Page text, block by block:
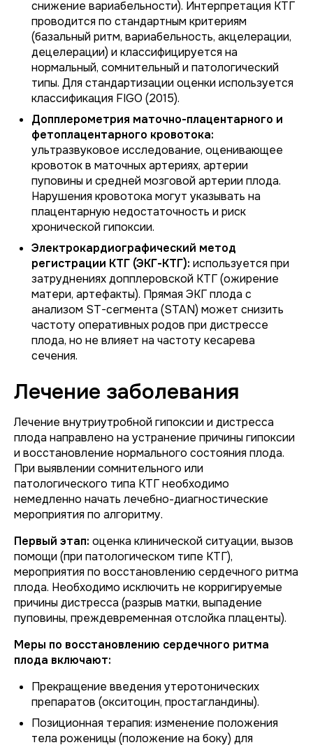
снижение вариабельности). Интерпретация КТГ
проводится по стандартным критериям
(базальный ритм, вариабельность, акцелерации,
децелерации) и классифицируется на
нормальный, сомнительный и патологический
типы. Для стандартизации оценки используется
классификация FIGO (2015).
Допплерометрия маточно-плацентарного и
фетоплацентарного кровотока:
ультразвуковое исследование, оценивающее
кровоток в маточных артериях, артерии
пуповины и средней мозговой артерии плода.
Нарушения кровотока могут указывать на
плацентарную недостаточность и риск
хронической гипоксии.
Электрокардиографический метод
регистрации КТГ (ЭКГ-КТГ): используется при
затруднениях допплеровской КТГ (ожирение
матери, артефакты). Прямая ЭКГ плода с
анализом ST-сегмента (STAN) может снизить
частоту оперативных родов при дистрессе
плода, но не влияет на частоту кесарева
сечения.
Лечение заболевания
Лечение внутриутробной гипоксии и дистресса
плода направлено на устранение причины гипоксии
и восстановление нормального состояния плода.
При выявлении сомнительного или
патологического типа КТГ необходимо
немедленно начать лечебно-диагностические
мероприятия по алгоритму.
Первый этап: оценка клинической ситуации, вызов
помощи (при патологическом типе КТГ),
мероприятия по восстановлению сердечного ритма
плода. Необходимо исключить не корригируемые
причины дистресса (разрыв матки, выпадение
пуповины, преждевременная отслойка плаценты).
Меры по восстановлению сердечного ритма
плода включают:
Прекращение введения утеротонических
препаратов (окситоцин, простагландины).
Позиционная терапия: изменение положения
тела роженицы (положение на боку) для